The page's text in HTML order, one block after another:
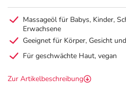
Massageöl für Babys, Kinder,
Erwachsene
Geeignet für Körper, Gesicht
Für geschwächte Haut, vegan
Zur Artikelbeschreibung